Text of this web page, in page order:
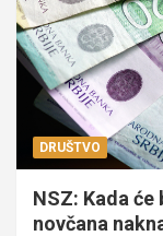
DRUŠTVO
NSZ: Kada
novčana